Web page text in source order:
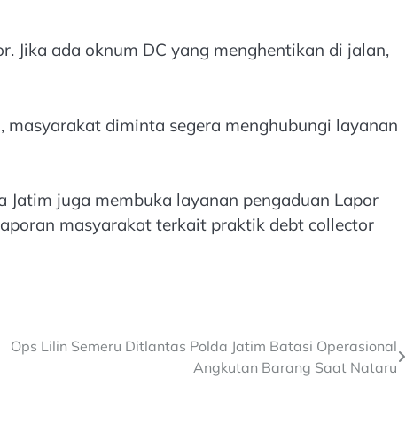
Jika ada oknum DC yang menghentikan di jalan,
masyarakat diminta segera menghubungi layanan
Jatim juga membuka layanan pengaduan Lapor
masyarakat terkait praktik debt collector
Ops Lilin Semeru Ditlantas Polda Jatim Batasi Operasional
Angkutan Barang Saat Nataru